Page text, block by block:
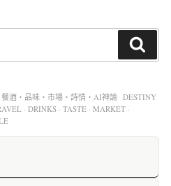
酒・品味・市場・詩情・AI神諭 DESTINY
· DRINKS · TASTE · MARKET ·